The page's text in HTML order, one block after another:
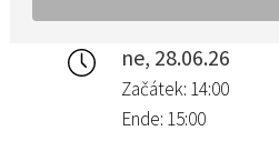
ne, 28.06.26
Začátek: 14:00
Ende: 15:00